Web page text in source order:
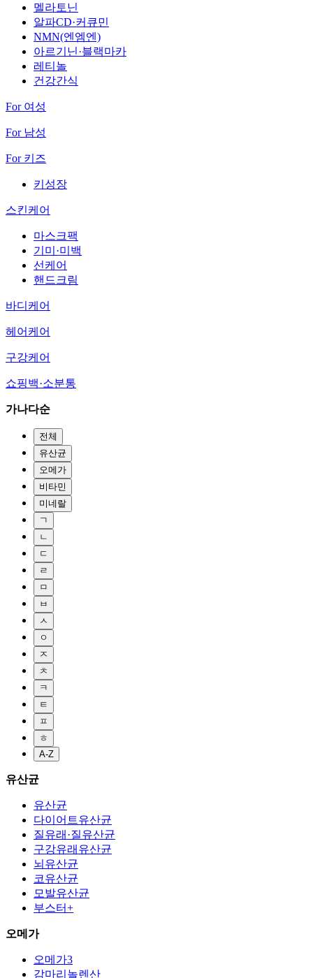
멜라토닌
알파CD·커큐민
NMN(엔엠엔)
아르기닌·블랙마카
레티놀
건강간식
For 여성
For 남성
For 키즈
키성장
스킨케어
마스크팩
기미·미백
선케어
핸드크림
바디케어
헤어케어
구강케어
쇼핑백·소분통
가나다순
전체
유산균
오메가
비타민
미네랄
ㄱ
ㄴ
ㄷ
ㄹ
ㅁ
ㅂ
ㅅ
ㅇ
ㅈ
ㅊ
ㅋ
ㅌ
ㅍ
ㅎ
A-Z
유산균
유산균
다이어트유산균
질유래·질유산균
구강유래유산균
뇌유산균
코유산균
모발유산균
부스터+
오메가
오메가3
감마리놀렌산